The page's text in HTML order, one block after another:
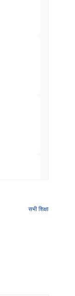
सभी शिक्षा